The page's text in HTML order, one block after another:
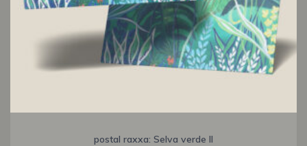
postal raxxa: Selva verde II